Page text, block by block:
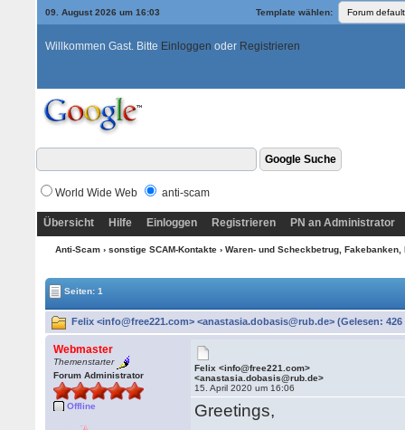
09. August 2026 um 16:03 Template wählen:
Willkommen Gast. Bitte Einloggen oder Registrieren
World Wide Web anti-scam
Übersicht Hilfe Einloggen Registrieren PN an Administrator
Anti-Scam› sonstige SCAM-Kontakte› Waren- und Scheckbetrug,
Seiten: 1
Felix <info@free221.com> <anastasia.dobasis@rub.de> (Gelesen: 426
Webmaster
Themenstarter
Forum Administrator
Offline
Felix <info@free221.com>
<anastasia.dobasis@rub.de>
15. April 2020 um 16:06
Greetings,